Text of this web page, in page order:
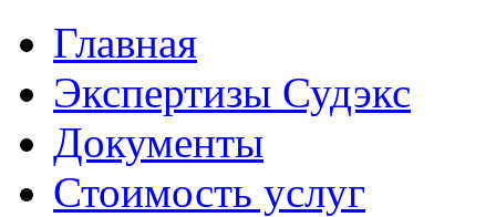
Главная
Экспертизы Судэкс
Документы
Стоимость услуг